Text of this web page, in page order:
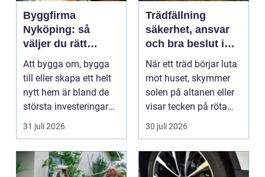
Byggfirma
Nyköping: så
väljer du rätt
partner för ditt
projekt
Att bygga om, bygga
till eller skapa ett helt
nytt hem är bland de
största investeringar
m...
31 juli 2026
Trädfällning
säkerhet, ansvar
och bra beslut i
trädgården
När ett träd börjar luta
mot huset, skymmer
solen på altanen eller
visar tecken på röta
uppstår ofta...
30 juli 2026